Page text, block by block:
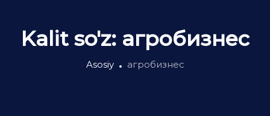
Kalit so'z: агробизнес
Asosiy агробизнес